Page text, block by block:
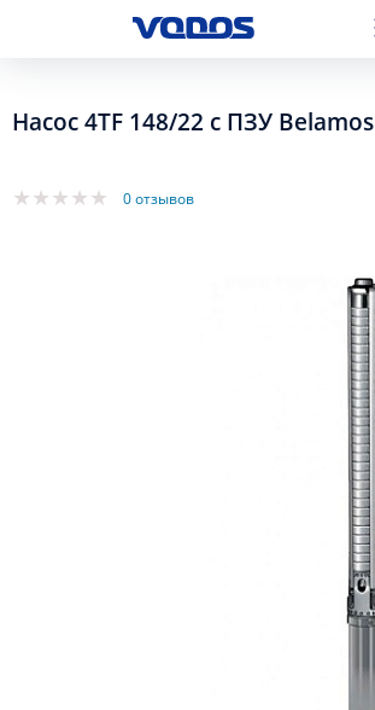
Насос 4TF 148/22 c ПЗУ Belamos
0 отзывов